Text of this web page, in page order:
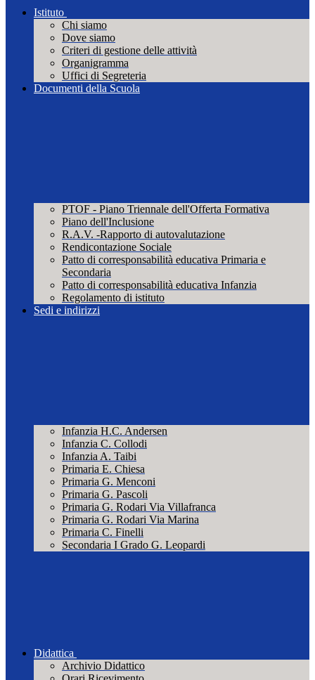
Istituto
Chi siamo
Dove siamo
Criteri di gestione delle attività
Organigramma
Uffici di Segreteria
Documenti della Scuola
PTOF - Piano Triennale dell'Offerta Formativa
Piano dell'Inclusione
R.A.V. -Rapporto di autovalutazione
Rendicontazione Sociale
Patto di corresponsabilità educativa Primaria e
Secondaria
Patto di corresponsabilità educativa Infanzia
Regolamento di istituto
Sedi e indirizzi
Infanzia H.C. Andersen
Infanzia C. Collodi
Infanzia A. Taibi
Primaria E. Chiesa
Primaria G. Menconi
Primaria G. Pascoli
Primaria G. Rodari Via Villafranca
Primaria G. Rodari Via Marina
Primaria C. Finelli
Secondaria I Grado G. Leopardi
Didattica
Archivio Didattico